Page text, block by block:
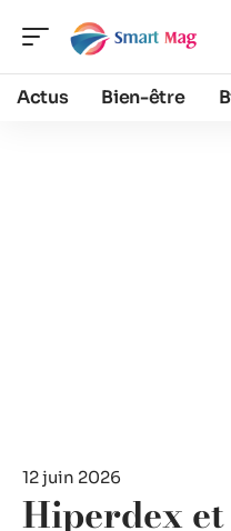
Actus Bien-être
12 juin 2026
Hiperdex